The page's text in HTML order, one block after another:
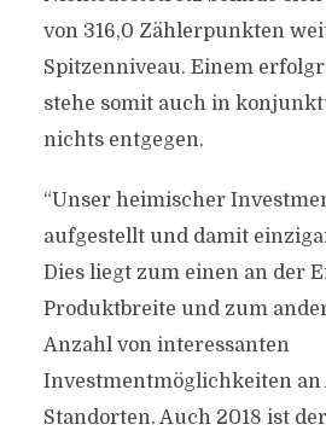
von 316,0 Zählerpunkten
Spitzenniveau. Einem
stehe somit auch in
nichts entgegen.
“Unser heimischer
aufgestellt und damit
Dies liegt zum einen an der
Produktbreite und zum
Anzahl von interessanten
Investmentmöglichkeiten an
Standorten. Auch 2018 ist